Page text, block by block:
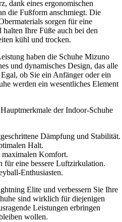
dank eines ergonomischen
die Fußform anschmiegt. Die
sorgen für eine
Ihre Füße auch bei den
kühl und trocken.
haben die Schuhe Mizuno
und dynamisches Design, das alle
ob Sie ein Anfänger oder ein
werden ein wesentliches Element
der Indoor-Schuhe
Dämpfung und Stabilität.
Halt.
Komfort.
für eine bessere Luftzirkulation.
Enthusiasten.
Elite und verbessern Sie Ihre
sind wirklich für diejenigen
Leistungen erbringen
wollen.